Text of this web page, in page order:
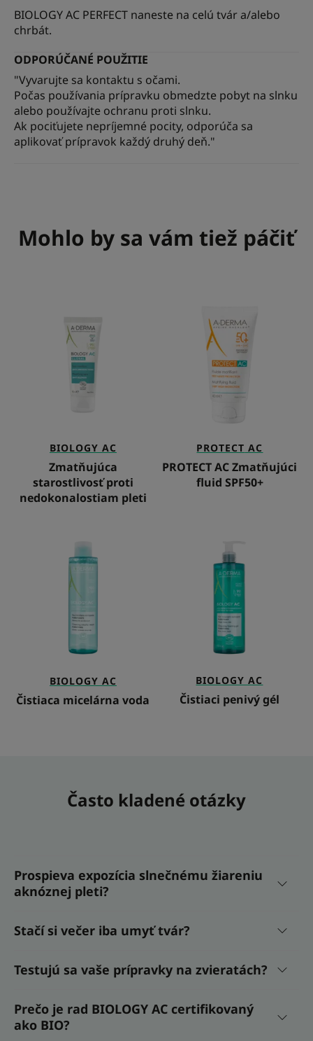
BIOLOGY AC PERFECT naneste na celú tvár a/alebo
chrbát.
ODPORÚČANÉ POUŽITIE
"Vyvarujte sa kontaktu s očami.
Počas používania prípravku obmedzte pobyt na slnku
alebo používajte ochranu proti slnku.
Ak pociťujete nepríjemné pocity, odporúča sa
aplikovať prípravok každý druhý deň."
Mohlo by sa vám tiež páčiť
proti
nedokonalostiam
pleti
BIOLOGY AC
Zmatňujúca
starostlivosť proti
nedokonalostiam pleti
AC
Zmatňujúci
fluid
SPF50+
PROTECT AC
PROTECT AC Zmatňujúci
fluid SPF50+
micelárna
voda
BIOLOGY AC
Čistiaca micelárna voda
penivý
gél
BIOLOGY AC
Čistiaci penivý gél
Často kladené otázky
Prospieva expozícia slnečnému žiareniu
aknóznej pleti?
Stačí si večer iba umyť tvár?
Testujú sa vaše prípravky na zvieratách?
Prečo je rad BIOLOGY AC certifikovaný
ako BIO?